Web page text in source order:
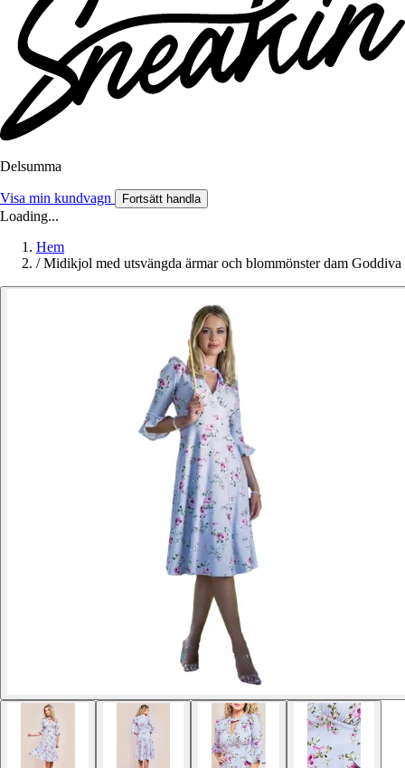
Delsumma
Visa min kundvagn Fortsätt handla
Loading...
Hem
/ Midikjol med utsvängda ärmar och blommönster dam Goddiva